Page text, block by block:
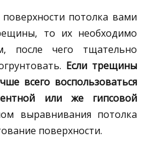
потолка вами
то их необходимо
после чего тщательно
Если трещины
всего воспользоваться
или же гипсовой
выравнивания потолка
поверхности.